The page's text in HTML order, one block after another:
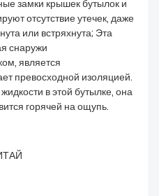
замки крышек бутылок и
отсутствие утечек, даже
или встряхнута; Эта
снаружи
является
превосходной изоляцией.
в этой бутылке, она
горячей на ощупь.